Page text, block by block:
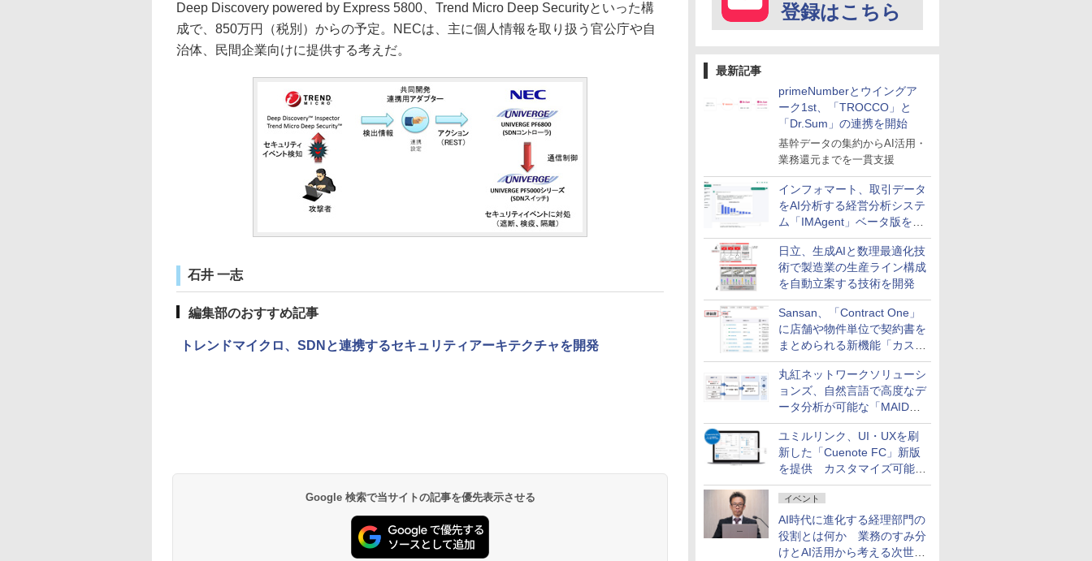
登録はこちら
最新記事
primeNumberとウイングア
ーク1st、「TROCCO」と
「Dr.Sum」の連携を開始
基幹データの集約からAI活用・
業務還元までを一貫支援
インフォマート、取引データ
をAI分析する経営分析システ
ム「IMAgent」ベータ版を提
供
日立、生成AIと数理最適化技
術で製造業の生産ライン構成
を自動立案する技術を開発
Sansan、「Contract One」
に店舗や物件単位で契約書を
まとめられる新機能「カスタ
ム契約ツリー」を追加
丸紅ネットワークソリューシ
ョンズ、自然言語で高度なデ
ータ分析が可能な「MAIDOA
AI ASSIST」を9月より提供
ユミルリンク、UI・UXを刷
新した「Cuenote FC」新版
を提供 カスタマイズ可能な
ダッシュボード画面を搭載
イベント
AI時代に進化する経理部門の
役割とは何か 業務のすみ分
けとAI活用から考える次世代
Deep Discovery powered by Express 5800、Trend Micro Deep Securityといった構
成で、850万円（税別）からの予定。NECは、主に個人情報を取り扱う官公庁や自
治体、民間企業向けに提供する考えだ。
石井 一志
編集部のおすすめ記事
トレンドマイクロ、SDNと連携するセキュリティアーキテクチャを開発
Google 検索で当サイトの記事を優先表示させる